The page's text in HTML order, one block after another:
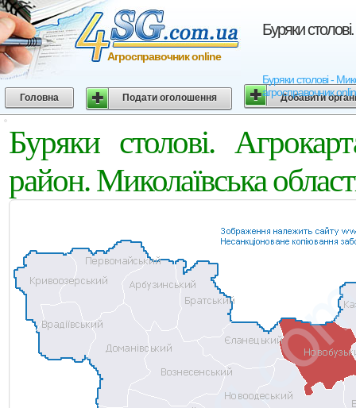
Буряки
Буряки столові -
агросправочник
Агросправочник online
Головна Подати оголошення Добавити
Буряки столові.
район. Миколаївська